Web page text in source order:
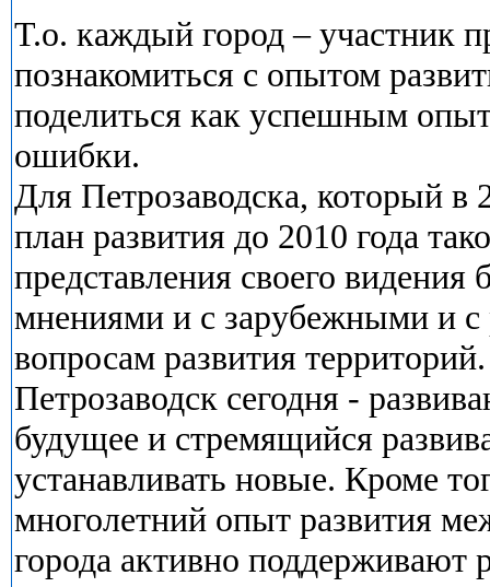
Т.о. каждый город – участник
познакомиться с опытом
поделиться как успешным
ошибки.
Для Петрозаводска, который в
план развития до 2010 года
представления своего
мнениями и с зарубежными и с
вопросам развития территорий.
Петрозаводск сегодня -
будущее и стремящийся
устанавливать новые. Кроме
многолетний опыт развития
города активно поддерживают